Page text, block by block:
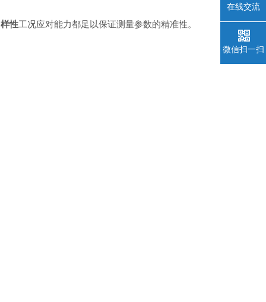
性工况应对能力都足以保证测量参数的精准性。
在线交流
微信扫一扫